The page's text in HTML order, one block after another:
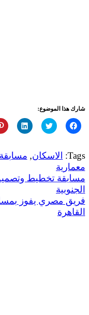
شارك هذا الموضوع:
انقر
للمشاركة
(فتح
في
نافذة
جديدة)
اضغط
للمشاركة
(فتح
في
نافذة
اضغط
لتشارك
(فتح
في
نافذة
Tags: الاسكان,
معمارية
تصفّح
المقالات
مسابقة تخطيط
الجنوبية
فريق مصري يفوز
القاهرة